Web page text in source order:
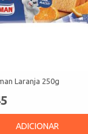
Laranja 250g
ADICIONAR